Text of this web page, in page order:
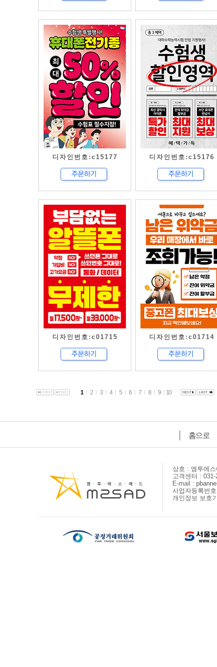
디자인번호:c15177 디자인번호:c15176
디자인번호:c01715 디자인번호:c01714
1 2 3 4 5 6 7 8 9 10
홈으로
상호 : 엠투에
고객센터 : 031-
E-mail :
사업자등록번
개인정보 보호